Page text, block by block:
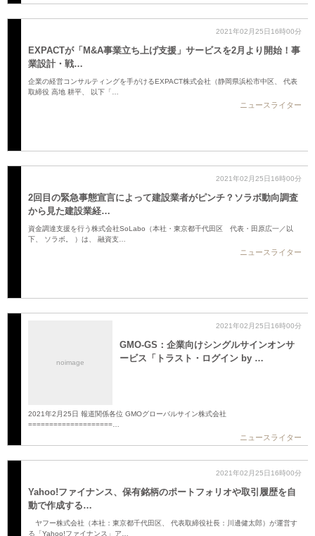
2021年02月25日16時00分
EXPACTが「M&A事業立ち上げ支援」サービスを2月より開始！事
業設計・戦…
企業の経営コンサルティングを手がけるEXPACT株式会社（静岡県浜松市中区、 代表
取締役 高地 耕平、 以下「…
ニュースライター
2021年02月25日16時00分
2回目の緊急事態宣言によって建設業者がピンチ？ソラボ動向調査
から見た建設業経…
資金調達支援を行う株式会社SoLabo（本社・東京都千代田区 代表・田原広一／以
下、 ソラボ。 ）は、 融資支…
ニュースライター
noimage
2021年02月25日16時00分
GMO-GS：企業向けシングルサインオンサ
ービス「トラスト・ログイン by …
2021年2月25日 報道関係各位 GMOグローバルサイン株式会社
====================…
ニュースライター
2021年02月25日16時00分
Yahoo!ファイナンス、保有銘柄のポートフォリオや取引履歴を自
動で作成する…
ヤフー株式会社（本社：東京都千代田区、 代表取締役社長：川邊健太郎）が運営す
る「Yahoo!ファイナンス」ア…